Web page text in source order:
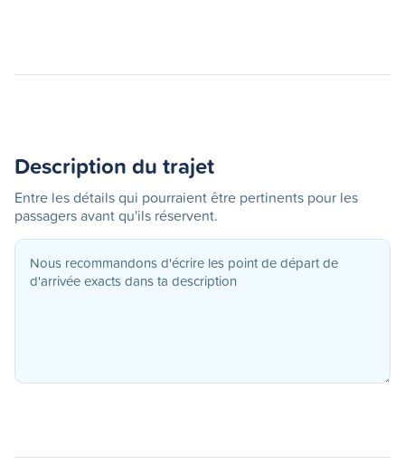
Description du trajet
Entre les détails qui pourraient être pertinents pour les
passagers avant qu'ils réservent.